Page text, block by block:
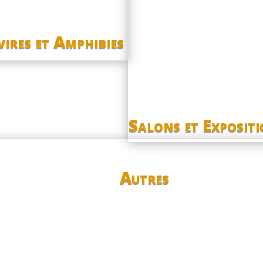
et Amphibies
Salons et
Autres